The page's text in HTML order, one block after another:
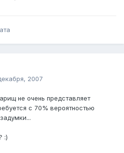
2007
не очень представляет
с 70% вероятностью
:)